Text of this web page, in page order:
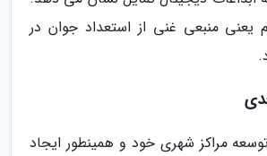
یعنی منبعی غنی از استعداد جوان در
توسعه مراکز شهری خود و همینطور ایجاد